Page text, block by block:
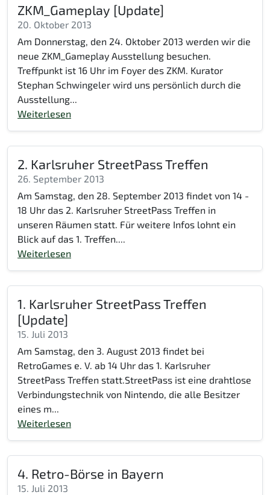
ZKM_Gameplay [Update]
20. Oktober 2013
Am Donnerstag, den 24. Oktober 2013 werden wir die
neue ZKM_Gameplay Ausstellung besuchen.
Treffpunkt ist 16 Uhr im Foyer des ZKM. Kurator
Stephan Schwingeler wird uns persönlich durch die
Ausstellung...
Weiterlesen
2. Karlsruher StreetPass Treffen
26. September 2013
Am Samstag, den 28. September 2013 findet von 14 -
18 Uhr das 2. Karlsruher StreetPass Treffen in
unseren Räumen statt. Für weitere Infos lohnt ein
Blick auf das 1. Treffen....
Weiterlesen
1. Karlsruher StreetPass Treffen
[Update]
15. Juli 2013
Am Samstag, den 3. August 2013 findet bei
RetroGames e. V. ab 14 Uhr das 1. Karlsruher
StreetPass Treffen statt.StreetPass ist eine drahtlose
Verbindungstechnik von Nintendo, die alle Besitzer
eines m...
Weiterlesen
4. Retro-Börse in Bayern
15. Juli 2013